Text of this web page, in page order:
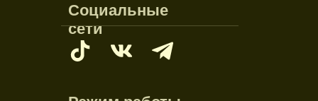
Социальные
сети